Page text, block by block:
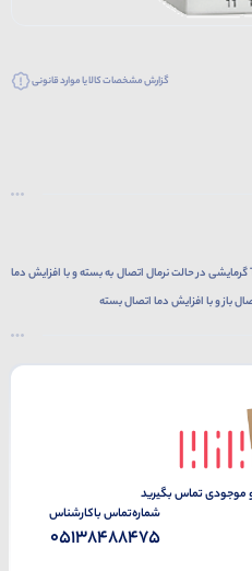
گزارش مشخصات کالا یا موارد قانونی
این ترموستات در دو مدل اراده می شود: 1. TC-70H گرمایشی در حالت نرمال اتصال به بسته و با افزایش دما
موجودی تماس بگیرید
شماره‌تماس‌ با‌کارشناس
05138488475